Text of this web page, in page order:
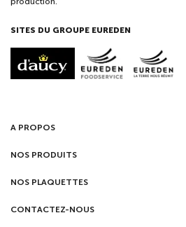
SITES DU GROUPE EUREDEN
A PROPOS
NOS PRODUITS
NOS PLAQUETTES
CONTACTEZ-NOUS